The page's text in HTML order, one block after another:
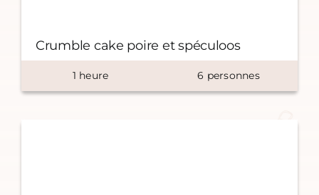
Crumble cake poire et spéculoos
1 heure 6 personnes